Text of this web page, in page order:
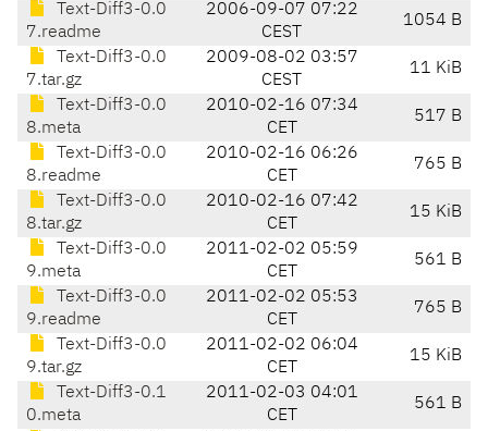
Text-Diff3-0.0
7.readme
2006-09-07 07:22
CEST
1054 B
Text-Diff3-0.0
7.tar.gz
2009-08-02 03:57
CEST
11 KiB
Text-Diff3-0.0
8.meta
2010-02-16 07:34
CET
517 B
Text-Diff3-0.0
8.readme
2010-02-16 06:26
CET
765 B
Text-Diff3-0.0
8.tar.gz
2010-02-16 07:42
CET
15 KiB
Text-Diff3-0.0
9.meta
2011-02-02 05:59
CET
561 B
Text-Diff3-0.0
9.readme
2011-02-02 05:53
CET
765 B
Text-Diff3-0.0
9.tar.gz
2011-02-02 06:04
CET
15 KiB
Text-Diff3-0.1
0.meta
2011-02-03 04:01
CET
561 B